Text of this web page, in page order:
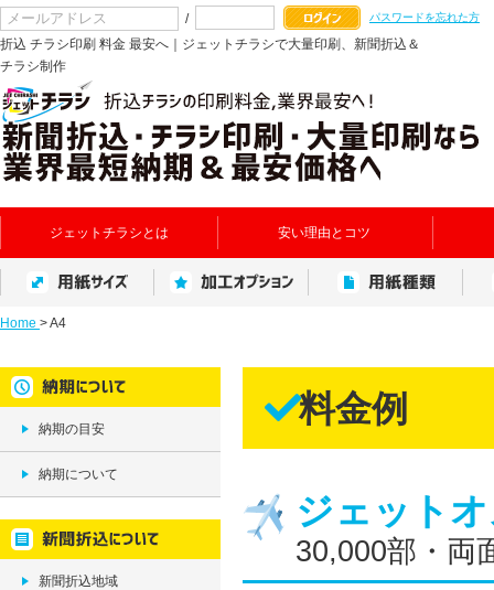
/ パスワードを忘れた方
折込 チラシ印刷 料金 最安へ｜ジェットチラシで大量印刷、新聞折込＆
チラシ制作
ジェットチラシとは 安い理由とコツ
Home >A4
納期の目安
納期について
新聞折込地域
料金例
ジェット
30,000部・両